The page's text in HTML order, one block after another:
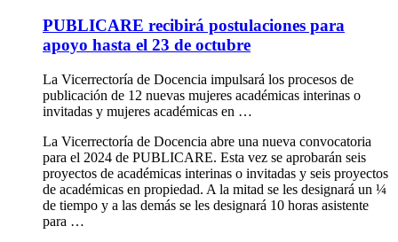
PUBLICARE recibirá postulaciones para
apoyo hasta el 23 de octubre
La Vicerrectoría de Docencia impulsará los procesos de
publicación de 12 nuevas mujeres académicas interinas o
invitadas y mujeres académicas en …
La Vicerrectoría de Docencia abre una nueva convocatoria
para el 2024 de PUBLICARE. Esta vez se aprobarán seis
proyectos de académicas interinas o invitadas y seis proyectos
de académicas en propiedad. A la mitad se les designará un ¼
de tiempo y a las demás se les designará 10 horas asistente
para …